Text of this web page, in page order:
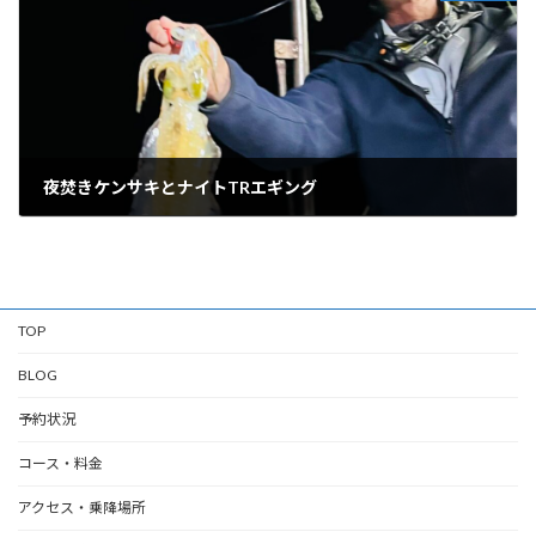
夜焚きケンサキとナイトTRエギング
TOP
BLOG
予約状況
コース・料金
アクセス・乗降場所